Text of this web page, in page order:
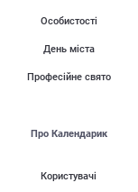
Особистості
День міста
Професійне свято
Про Календарик
Користувачі